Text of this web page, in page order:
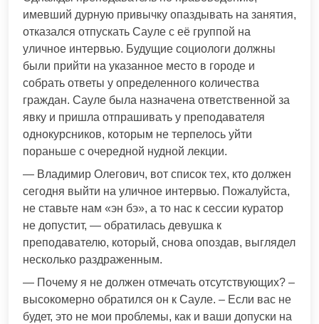
имевший дурную привычку опаздывать на занятия,
отказался отпускать Сауле с её группой на
уличное интервью. Будущие социологи должны
были прийти на указанное место в городе и
собрать ответы у определенного количества
граждан. Сауле была назначена ответственной за
явку и пришла отпрашивать у преподавателя
однокурсников, которым не терпелось уйти
пораньше с очередной нудной лекции.
— Владимир Олегович, вот список тех, кто должен
сегодня выйти на уличное интервью. Пожалуйста,
не ставьте нам «эн бэ», а то нас к сессии куратор
не допустит, — обратилась девушка к
преподавателю, который, снова опоздав, выглядел
несколько раздраженным.
— Почему я не должен отмечать отсутствующих? –
высокомерно обратился он к Сауле. – Если вас не
будет, это не мои проблемы, как и ваши допуски на